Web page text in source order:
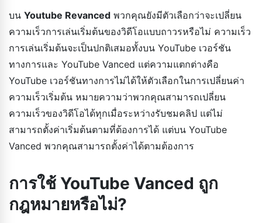
บน Youtube Revanced พวกคุณยังมีตัวเลือกว่าจะเปลี่ยน
ความเร็วการเล่นเริ่มต้นของวิดีโอแบบถาวรหรือไม่ ความเร็ว
การเล่นเริ่มต้นจะเป็นปกติเสมอทั้งบน YouTube เวอร์ชัน
ทางการและ YouTube Vanced แต่ความแตกต่างคือ
YouTube เวอร์ชันทางการไม่ได้ให้ตัวเลือกในการเปลี่ยนค่า
ความเร็วเริ่มต้น หมายความว่าพวกคุณสามารถเปลี่ยน
ความเร็วของวิดีโอได้ทุกเมื่อระหว่างรับชมคลิป แต่ไม่
สามารถตั้งค่าเริ่มต้นตามที่ต้องการได้ แต่บน YouTube
Vanced พวกคุณสามารถตั้งค่าได้ตามต้องการ
การใช้ YouTube Vanced ถูก
กฎหมายหรือไม่?